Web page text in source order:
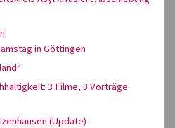
in Göttingen
3 Filme, 3 Vorträge
(Update)